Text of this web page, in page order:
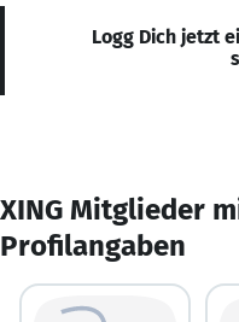
Logg Dich jetzt
XING Mitglieder
Profilangaben